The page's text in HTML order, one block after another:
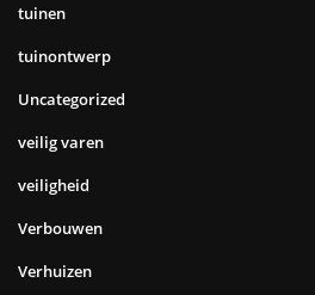
tuinen
tuinontwerp
Uncategorized
veilig varen
veiligheid
Verbouwen
Verhuizen